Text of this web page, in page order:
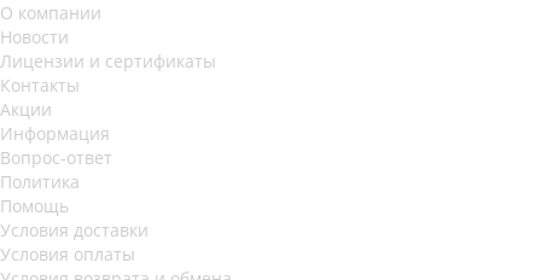
О компании
Новости
Лицензии и сертификаты
Контакты
Акции
Информация
Вопрос-ответ
Политика
Помощь
Условия доставки
Условия оплаты